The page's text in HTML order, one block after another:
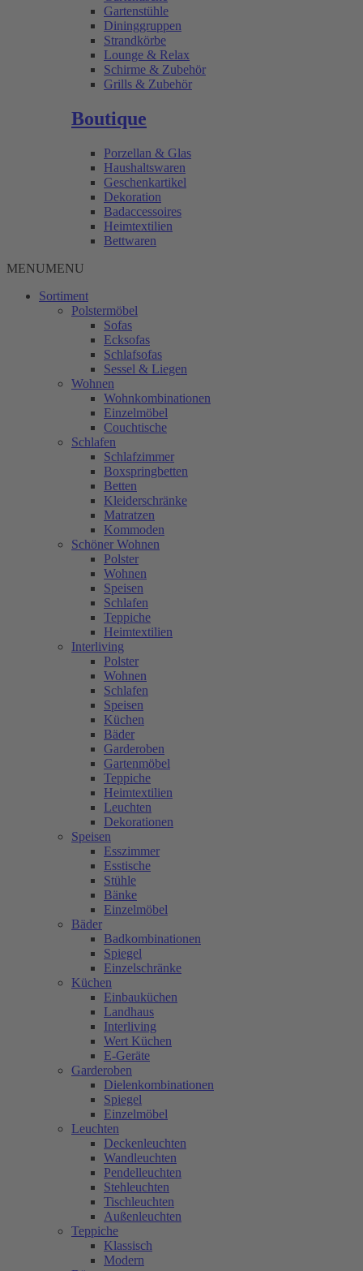
Gartenstühle
Dininggruppen
Strandkörbe
Lounge & Relax
Schirme & Zubehör
Grills & Zubehör
Boutique
Porzellan & Glas
Haushaltswaren
Geschenkartikel
Dekoration
Badaccessoires
Heimtextilien
Bettwaren
MENUMENU
Sortiment
Polstermöbel
Sofas
Ecksofas
Schlafsofas
Sessel & Liegen
Wohnen
Wohnkombinationen
Einzelmöbel
Couchtische
Schlafen
Schlafzimmer
Boxspringbetten
Betten
Kleiderschränke
Matratzen
Kommoden
Schöner Wohnen
Polster
Wohnen
Speisen
Schlafen
Teppiche
Heimtextilien
Interliving
Polster
Wohnen
Schlafen
Speisen
Küchen
Bäder
Garderoben
Gartenmöbel
Teppiche
Heimtextilien
Leuchten
Dekorationen
Speisen
Esszimmer
Esstische
Stühle
Bänke
Einzelmöbel
Bäder
Badkombinationen
Spiegel
Einzelschränke
Küchen
Einbauküchen
Landhaus
Interliving
Wert Küchen
E-Geräte
Garderoben
Dielenkombinationen
Spiegel
Einzelmöbel
Leuchten
Deckenleuchten
Wandleuchten
Pendelleuchten
Stehleuchten
Tischleuchten
Außenleuchten
Teppiche
Klassisch
Modern